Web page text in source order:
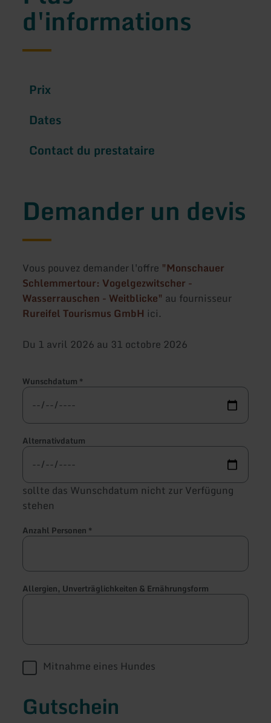
d'informations
Prix
Dates
Contact du prestataire
Demander un devis
Vous pouvez demander l'offre "Monschauer
Schlemmertour: Vogelgezwitscher -
Wasserrauschen - Weitblicke" au fournisseur
Rureifel Tourismus GmbH ici.
Du 1 avril 2026 au 31 octobre 2026
Wunschdatum *
Alternativdatum
sollte das Wunschdatum nicht zur Verfügung
stehen
Anzahl Personen *
Allergien, Unverträglichkeiten & Ernährungsform
Mitnahme eines Hundes
Gutschein